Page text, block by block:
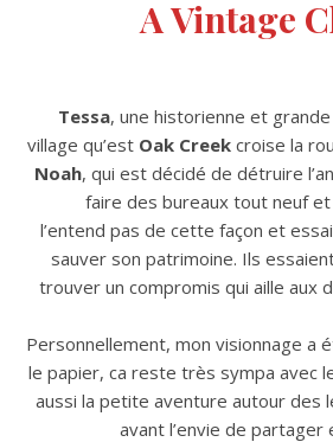
A Vintage
Tessa, une historienne et
village qu’est Oak Creek croise la
Noah, qui est décidé de détruire
faire des bureaux tout neuf
l’entend pas de cette façon et
sauver son patrimoine. Ils
trouver un compromis qui aille aux
Personnellement, mon visionnage a
le papier, ca reste très sympa avec
aussi la petite aventure autour des
avant l’envie de